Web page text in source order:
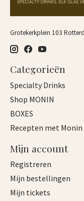
Grotekerkplein 103
Categorieën
Specialty Drinks
Shop MONIN
BOXES
Recepten met Monin
Mijn account
Registreren
Mijn bestellingen
Mijn tickets